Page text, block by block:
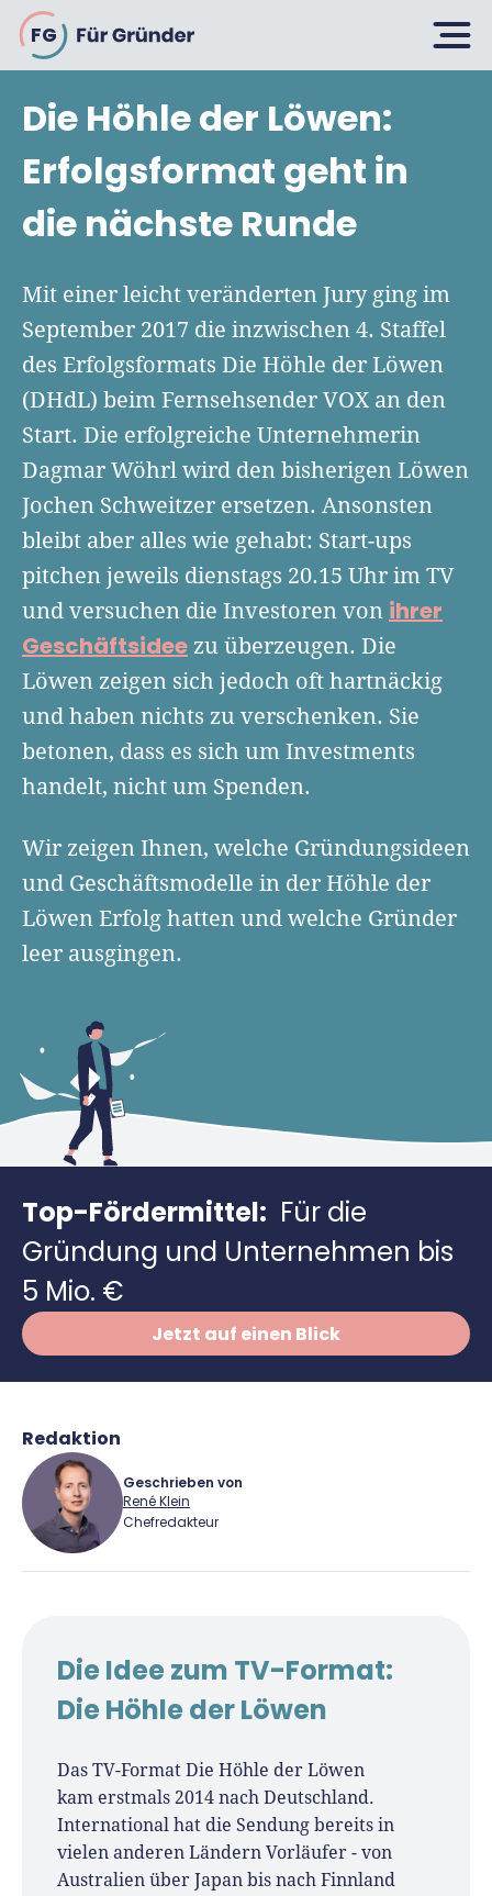
FG
Planen
Selbstständig machen
Bin ich ein Gründer?
Geschäftsmodell entwickeln
Businessplan schreiben
Businessplan-Vorlage & Muster
Finanzplan erstellen
Top 15 Franchise
Die besten Gründerkredite
Gründerwettbewerbe finden
Firma gründen: 10 Tipps
Rechtsform wählen
UG gründen
GmbH gründen
Geschäftskonto-Vergleich
Unternehmen anmelden
Schutzrechte anmelden
Kleingewerbe anmelden
Unsere Gründungspakete
Wachsen
6 Tipps zum Start
Fördermittelcheck machen
Kunden gewinnen
Website erstellen
Rechnung schreiben
Buchhaltung erledigen
Online-Kredit anfragen
Kassensystem
Versicherungen
Finanzieren
Fördermittel
Gründungszuschuss
Kredit für Existenzgründer
Business Angels
Zuschüsse
Kontokorrenkredit
Firmenkonto
Tools
Businessplan-Software
Business Model Canvas
Gründertest
Gründungsassistent
Finanzplan Tool
Preiskalkulation
Buchhaltungssoftware
Lohnsoftware
Weitere Tools & Vorlagen
Vergleiche
Angebote
Unsere Gründungspakete
Geförderte Beratung
Finanzierungsangebote
Marke, AGB & Datenschutz
Geschäftskonto eröffnen
Steuerberatung
Software
Deals
Die Höhle der Löwen:
Erfolgsformat geht in
die nächste Runde
Mit einer leicht veränderten Jury ging im
September 2017 die inzwischen 4. Staffel
des Erfolgsformats Die Höhle der Löwen
(DHdL) beim Fernsehsender VOX an den
Start. Die erfolgreiche Unternehmerin
Dagmar Wöhrl wird den bisherigen Löwen
Jochen Schweitzer ersetzen. Ansonsten
bleibt aber alles wie gehabt: Start-ups
pitchen jeweils dienstags 20.15 Uhr im TV
und versuchen die Investoren von ihrer
Geschäftsidee zu überzeugen. Die
Löwen zeigen sich jedoch oft hartnäckig
und haben nichts zu verschenken. Sie
betonen, dass es sich um Investments
handelt, nicht um Spenden.
Wir zeigen Ihnen, welche Gründungsideen
und Geschäftsmodelle in der Höhle der
Löwen Erfolg hatten und welche Gründer
leer ausgingen.
Top-Fördermittel: Für die
Gründung und Unternehmen bis
5 Mio. €
Jetzt auf einen Blick
Redaktion
Geschrieben von
René Klein
Chefredakteur
Seit 2010 ist René als Gründer von Für-
Gründer.de Teil der deutschen
Gründerinnen und Gründern praxisnahe
Inhalte und echte Insights an die Hand zu
geben. Das tut er als Chefredakteur,
Podcast-Host, Webinar-Moderator und auf
unserem YouTube-Kanal.
Die Idee zum TV-Format:
Die Höhle der Löwen
Das TV-Format Die Höhle der Löwen
kam erstmals 2014 nach Deutschland.
International hat die Sendung bereits in
vielen anderen Ländern Vorläufer - von
Australien über Japan bis nach Finnland